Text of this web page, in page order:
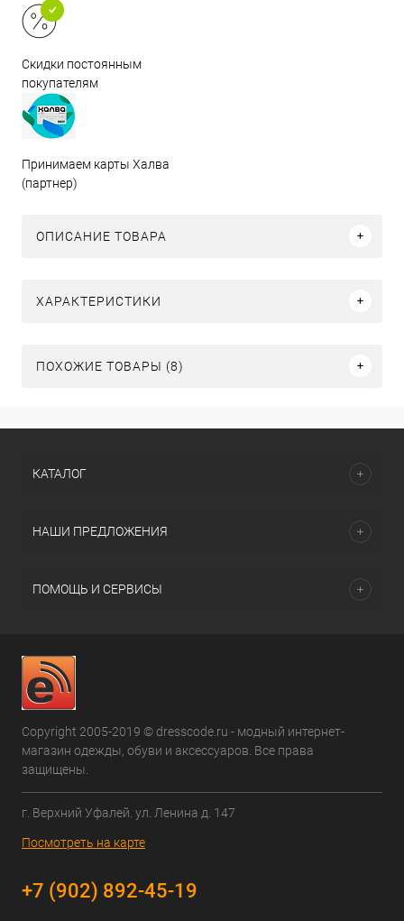
Скидки постоянным
покупателям
Принимаем карты Халва
(партнер)
ОПИСАНИЕ ТОВАРА
ХАРАКТЕРИСТИКИ
ПОХОЖИЕ ТОВАРЫ (8)
КАТАЛОГ
НАШИ ПРЕДЛОЖЕНИЯ
ПОМОЩЬ И СЕРВИСЫ
Copyright 2005-2019 © dresscode.ru - модный интернет-
магазин одежды, обуви и аксессуаров. Все права
защищены.
г. Верхний Уфалей. ул. Ленина д. 147
Посмотреть на карте
+7 (902) 892-45-19